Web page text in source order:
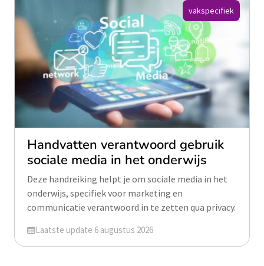
Handvatten verantwoord gebruik
sociale media in het onderwijs
Deze handreiking helpt je om sociale media in het
onderwijs, specifiek voor marketing en
communicatie verantwoord in te zetten qua privacy.
Geüpdatet op
Laatste update 6 augustus 2026
vakspecifiek